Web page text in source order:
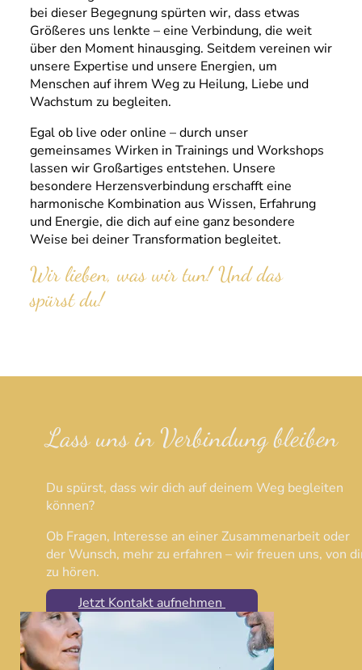
bei dieser Begegnung spürten wir, dass etwas
Größeres uns lenkte – eine Verbindung, die weit
über den Moment hinausging. Seitdem vereinen wir
unsere Expertise und unsere Energien, um
Menschen auf ihrem Weg zu Heilung, Liebe und
Wachstum zu begleiten.
Egal ob live oder online – durch unser
gemeinsames Wirken in Trainings und Workshops
lassen wir Großartiges entstehen. Unsere
besondere Herzensverbindung erschafft eine
harmonische Kombination aus Wissen, Erfahrung
und Energie, die dich auf eine ganz besondere
Weise bei deiner Transformation begleitet.
Wir lieben, was wir tun! Und das
spürst du!
Lass uns in Verbindung bleiben
Du spürst, dass wir dich auf deinem Weg begleiten
können?
Ob Fragen, Interesse an einer Zusammenarbeit oder
der Wunsch, mehr zu erfahren – wir freuen uns, von
zu hören.
Jetzt Kontakt aufnehmen